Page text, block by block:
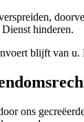
hinderen.
blijft van u.
ons